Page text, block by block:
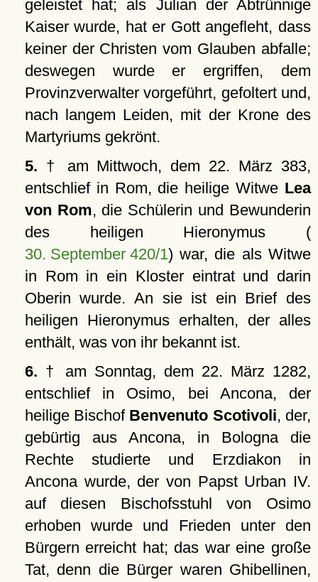
geleistet hat; als Julian der Abtrünnige
Kaiser wurde, hat er Gott angefleht, dass
keiner der Christen vom Glauben abfalle;
deswegen wurde er ergriffen, dem
Provinzverwalter vorgeführt, gefoltert und,
nach langem Leiden, mit der Krone des
Martyriums gekrönt.
5. † am Mittwoch, dem 22. März 383,
entschlief in Rom, die heilige Witwe Lea
von Rom, die Schülerin und Bewunderin
des heiligen Hieronymus (
30. September 420/1) war, die als Witwe
in Rom in ein Kloster eintrat und darin
Oberin wurde. An sie ist ein Brief des
heiligen Hieronymus erhalten, der alles
enthält, was von ihr bekannt ist.
6. † am Sonntag, dem 22. März 1282,
entschlief in Osimo, bei Ancona, der
heilige Bischof Benvenuto Scotivoli, der,
gebürtig aus Ancona, in Bologna die
Rechte studierte und Erzdiakon in
Ancona wurde, der von Papst Urban IV.
auf diesen Bischofsstuhl von Osimo
erhoben wurde und Frieden unter den
Bürgern erreicht hat; das war eine große
Tat, denn die Bürger waren Ghibellinen,